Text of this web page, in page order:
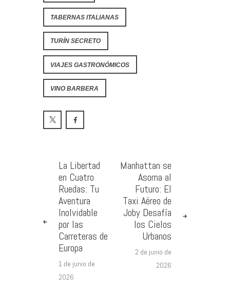
TABERNAS ITALIANAS
TURÍN SECRETO
VIAJES GASTRONÓMICOS
VINO BARBERA
La Libertad
en Cuatro
Ruedas: Tu
Aventura
Inolvidable
por las
Carreteras de
Europa
1 de junio de
2026
Manhattan se
Asoma al
Futuro: El
Taxi Aéreo de
Joby Desafía
los Cielos
Urbanos
2 de junio de
2026